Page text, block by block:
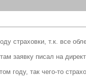
страховки, т.к. все
заявку писал на
году, так чего-то